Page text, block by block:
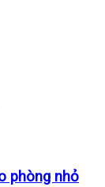
phòng nhỏ